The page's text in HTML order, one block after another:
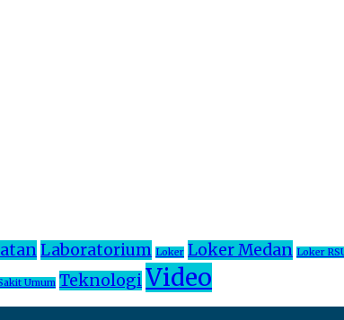
Laboratorium Loker Loker Medan Loker
Umum TeknologiVideo